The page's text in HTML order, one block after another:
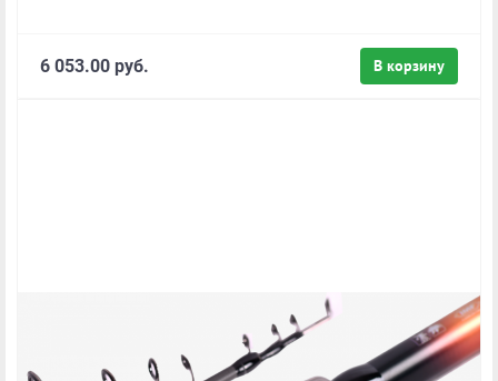
В корзину
6 053.00 руб.